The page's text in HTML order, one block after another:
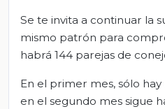
Se te invita a continuar la
mismo patrón para
habrá 144 parejas de
En el primer mes, sólo
en el segundo mes sigue